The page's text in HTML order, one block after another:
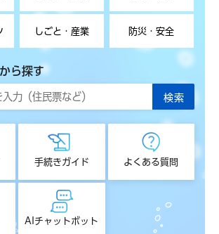
しごと・産業 防災・安全
ら探す
手続きガイド よくある質問
AIチャットボット